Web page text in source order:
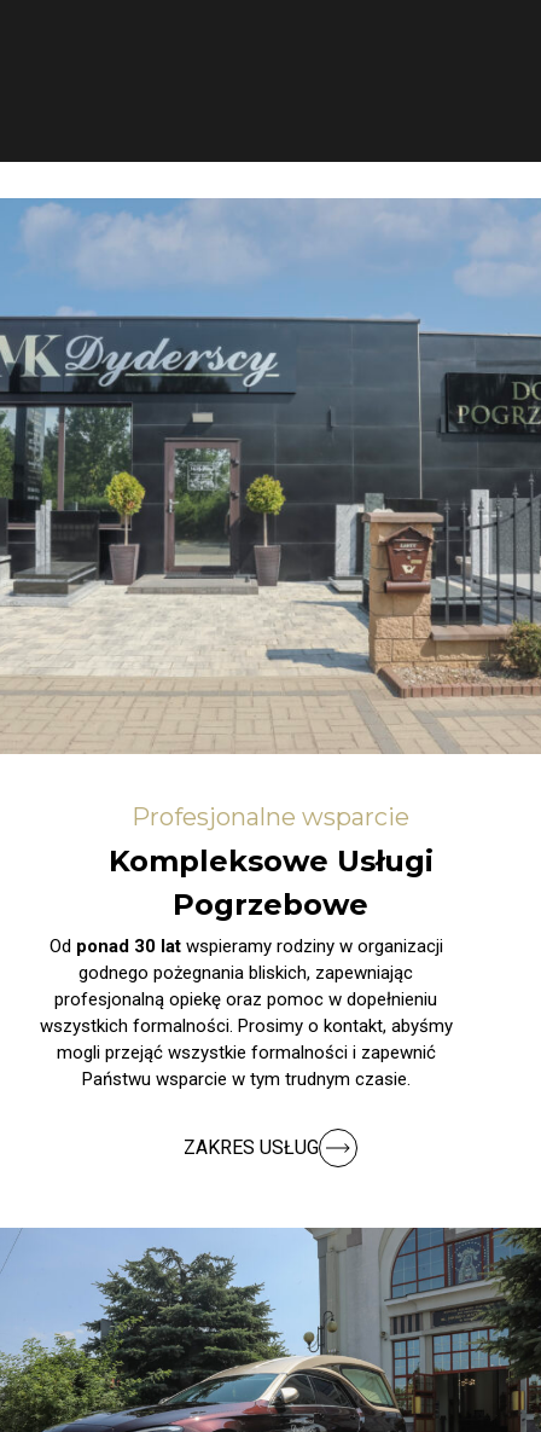
Profesjonalne wsparcie
Kompleksowe Usługi
Pogrzebowe
Od ponad 30 latwspieramy rodziny w organizacji
godnego pożegnania bliskich, zapewniając
profesjonalną opiekę oraz pomoc w dopełnieniu
wszystkich formalności. Prosimy o kontakt, abyśmy
mogli przejąć wszystkie formalności i zapewnić
Państwu wsparcie w tym trudnym czasie.
ZAKRES USŁUG